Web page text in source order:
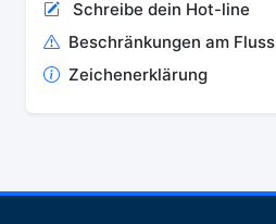
Schreibe dein Hot-line
Beschränkungen am Fluss
Zeichenerklärung